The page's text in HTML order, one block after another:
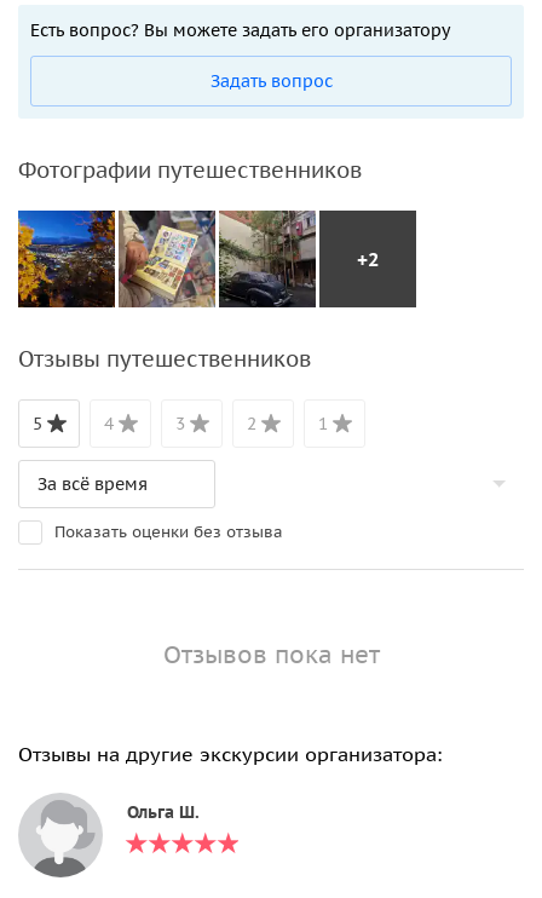
электронный альбом, содержащий старинные
фотографии, элементы квеста и викторины, а также
медиативный подход коммуникации с участниками
Есть вопрос? Вы можете задать его организатору
Задать вопрос
Фотографии путешественников
+2
Отзывы путешественников
5 4 3 2 1
Показать оценки без отзыва
Отзывов пока нет
Отзывы на другие экскурсии организатора:
Ольга Ш.